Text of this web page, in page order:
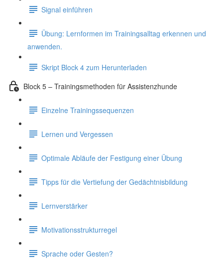
Signal einführen
Übung: Lernformen im Trainingsalltag erkennen und
anwenden.
Skript Block 4 zum Herunterladen
Block 5 – Trainingsmethoden für Assistenzhunde
Einzelne Trainingssequenzen
Lernen und Vergessen
Optimale Abläufe der Festigung einer Übung
Tipps für die Vertiefung der Gedächtnisbildung
Lernverstärker
Motivationsstrukturregel
Sprache oder Gesten?